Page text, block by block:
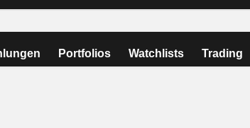
Portfolios Watchlists Trading